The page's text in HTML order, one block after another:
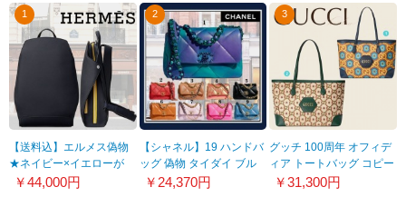
1
【送料込】エルメス偽物
★ネイビー×イエローが
◎♪レザーバックパック
￥44,000円
2
【シャネル】19 ハンドバ
ッグ 偽物 タイダイ ブル
ー&パープル AS1160
￥24,370円
3
グッチ 100周年 オフィデ
ィア トートバッグ コピー
M 花 GG ロゴ 送料込
￥31,300円